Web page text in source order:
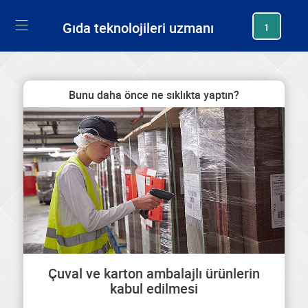
Gıda teknolojileri uzmanı 1
Bunu daha önce ne sıklıkta yaptın?
Çuval ve karton ambalajlı ürünlerin
kabul edilmesi